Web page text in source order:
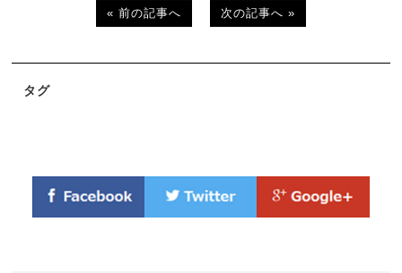
« 前の記事へ 次の記事へ »
タグ